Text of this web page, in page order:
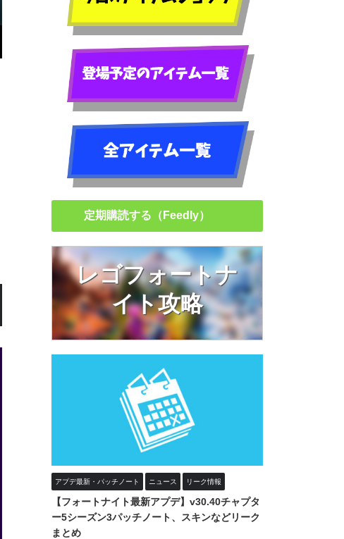
定期購読する（Feedly）
レゴフォートナ
イト攻略
アプデ最新・パッチノート ニュース リーク情報
【フォートナイト最新アプデ】v30.40チャプタ
ー5シーズン3パッチノート、スキンなどリーク
まとめ